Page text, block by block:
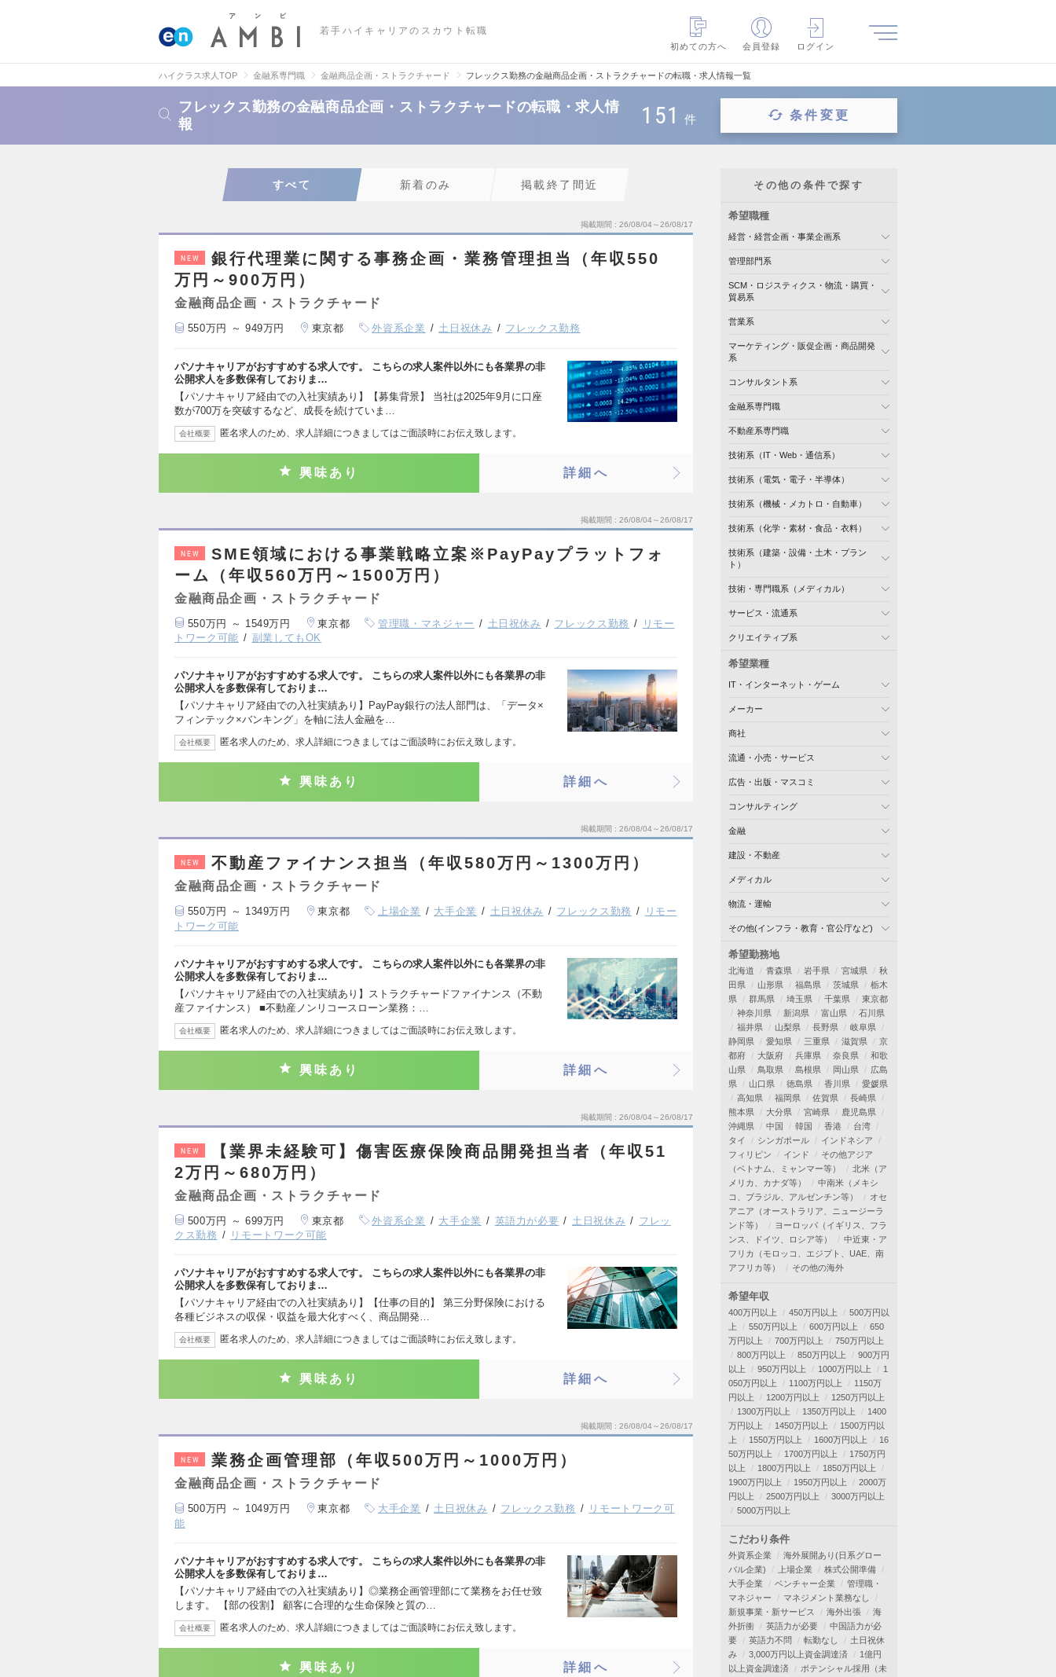
若手ハイキャリアのスカウト転職
初めての方へ
会員登録 ログイン
ハイクラス求人TOP 金融系専門職 金融商品企画・ストラクチャード フレックス勤務の金融商品企画・ストラクチャードの転職・求人情報一覧
フレックス勤務の金融商品企画・ストラクチャードの転職・求人情
報
151 件 条件変更
すべて 新着のみ 掲載終了間近
掲載期間 26/08/04～26/08/17
NEW
銀行代理業に関する事務企画・業務管理担当（年収550
万円～900万円）
金融商品企画・ストラクチャード
550万円 ～ 949万円 東京都 外資系企業 土日祝休み フレックス勤務
パソナキャリアがおすすめする求人です。 こちらの求人案件以外にも各業界の非
公開求人を多数保有しておりま…
【パソナキャリア経由での入社実績あり】【募集背景】 当社は2025年9月に口座
数が700万を突破するなど、成長を続けていま…
会社概要 匿名求人のため、求人詳細につきましてはご面談時にお伝え致します。
興味あり 詳細へ
掲載期間 26/08/04～26/08/17
NEW
SME領域における事業戦略立案※PayPayプラットフォ
ーム（年収560万円～1500万円）
金融商品企画・ストラクチャード
550万円 ～ 1549万円 東京都 管理職・マネジャー 土日祝休み フレックス勤務
リモー
トワーク可能
副業してもOK
パソナキャリアがおすすめする求人です。 こちらの求人案件以外にも各業界の非
公開求人を多数保有しておりま…
【パソナキャリア経由での入社実績あり】PayPay銀行の法人部門は、「データ×
フィンテック×バンキング」を軸に法人金融を…
会社概要 匿名求人のため、求人詳細につきましてはご面談時にお伝え致します。
興味あり 詳細へ
掲載期間 26/08/04～26/08/17
NEW 不動産ファイナンス担当（年収580万円～1300万円）
金融商品企画・ストラクチャード
550万円 ～ 1349万円 東京都 上場企業 大手企業 土日祝休み フレックス勤務
リモー
トワーク可能
パソナキャリアがおすすめする求人です。 こちらの求人案件以外にも各業界の非
公開求人を多数保有しておりま…
【パソナキャリア経由での入社実績あり】ストラクチャードファイナンス（不動
産ファイナンス） ■不動産ノンリコースローン業務：…
会社概要 匿名求人のため、求人詳細につきましてはご面談時にお伝え致します。
興味あり 詳細へ
掲載期間 26/08/04～26/08/17
NEW
【業界未経験可】傷害医療保険商品開発担当者（年収51
2万円～680万円）
金融商品企画・ストラクチャード
500万円 ～ 699万円 東京都 外資系企業 大手企業 英語力が必要 土日祝休み
フレッ
クス勤務
リモートワーク可能
パソナキャリアがおすすめする求人です。 こちらの求人案件以外にも各業界の非
公開求人を多数保有しておりま…
【パソナキャリア経由での入社実績あり】【仕事の目的】 第三分野保険における
各種ビジネスの収保・収益を最大化すべく、商品開発…
会社概要 匿名求人のため、求人詳細につきましてはご面談時にお伝え致します。
興味あり 詳細へ
掲載期間 26/08/04～26/08/17
NEW 業務企画管理部（年収500万円～1000万円）
金融商品企画・ストラクチャード
500万円 ～ 1049万円 東京都 大手企業 土日祝休み フレックス勤務
リモートワーク可
能
パソナキャリアがおすすめする求人です。 こちらの求人案件以外にも各業界の非
公開求人を多数保有しておりま…
【パソナキャリア経由での入社実績あり】◎業務企画管理部にて業務をお任せ致
します。 【部の役割】 顧客に合理的な生命保険と質の…
会社概要 匿名求人のため、求人詳細につきましてはご面談時にお伝え致します。
興味あり 詳細へ
その他の条件で探す
希望職種
経営・経営企画・事業企画系
管理部門系
SCM・ロジスティクス・物流・購買・
貿易系
営業系
マーケティング・販促企画・商品開発
系
コンサルタント系
金融系専門職
不動産系専門職
技術系（IT・Web・通信系）
技術系（電気・電子・半導体）
技術系（機械・メカトロ・自動車）
技術系（化学・素材・食品・衣料）
技術系（建築・設備・土木・プラン
ト）
技術・専門職系（メディカル）
サービス・流通系
クリエイティブ系
希望業種
IT・インターネット・ゲーム
メーカー
商社
流通・小売・サービス
広告・出版・マスコミ
コンサルティング
金融
建設・不動産
メディカル
物流・運輸
その他(インフラ・教育・官公庁など)
希望勤務地
北海道 青森県 岩手県 宮城県
秋
田県
山形県 福島県 茨城県
栃木
県
群馬県 埼玉県 千葉県
東京都
神奈川県
新潟県 富山県
石川県
福井県
山梨県 長野県
岐阜県
静岡県
愛知県 三重県 滋賀県
京
都府
大阪府 兵庫県 奈良県
和歌
山県
鳥取県 島根県 岡山県
広島
県
山口県 徳島県 香川県
愛媛県
高知県
福岡県 佐賀県
長崎県
熊本県
大分県 宮崎県
鹿児島県
沖縄県
中国 韓国 香港
台湾
タイ
シンガポール
インドネシア
フィリピン
インド
その他アジア
（ベトナム、ミャンマー等）
北米（ア
メリカ、カナダ等）
中南米（メキシ
コ、ブラジル、アルゼンチン等）
オセ
アニア（オーストラリア、ニュージーラ
ンド等）
ヨーロッパ（イギリス、フラ
ンス、ドイツ、ロシア等）
中近東・ア
フリカ（モロッコ、エジプト、UAE、南
アフリカ等）
その他の海外
希望年収
400万円以上 450万円以上
500万円以
上
550万円以上 600万円以上
650
万円以上
700万円以上
750万円以上
800万円以上
850万円以上
900万円
以上
950万円以上 1000万円以上
1
050万円以上
1100万円以上
1150万
円以上
1200万円以上
1250万円以上
1300万円以上
1350万円以上
1400
万円以上
1450万円以上
1500万円以
上
1550万円以上 1600万円以上
16
50万円以上
1700万円以上
1750万円
以上
1800万円以上
1850万円以上
1900万円以上
1950万円以上
2000万
円以上
2500万円以上
3000万円以上
5000万円以上
こだわり条件
外資系企業
海外展開あり(日系グロー
バル企業)
上場企業
株式公開準備
大手企業
ベンチャー企業
管理職・
マネジャー
マネジメント業務なし
新規事業・新サービス
海外出張
海
外折衝
英語力が必要
中国語力が必
要
英語力不問 転勤なし
土日祝休
み
3,000万円以上資金調達済
1億円
以上資金調達済
ポテンシャル採用（未